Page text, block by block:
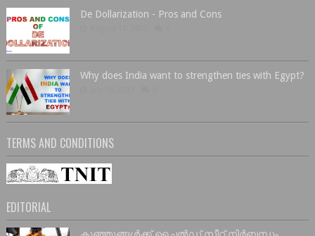
De Dollarization - Pros and Cons
Why does India want to strengthen ties with Egypt?
TERMS AND CONDITIONS
EDITORIAL
കുഞ്ഞുങ്ങൾക്ക് ചൈൽഡ് സീറ്റ് നിർബന്ധം